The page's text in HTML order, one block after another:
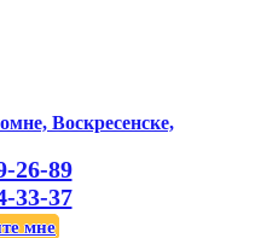
26-89
33-37
мне